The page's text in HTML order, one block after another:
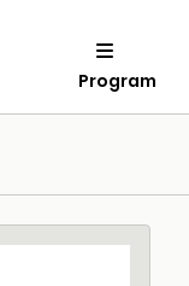
Program